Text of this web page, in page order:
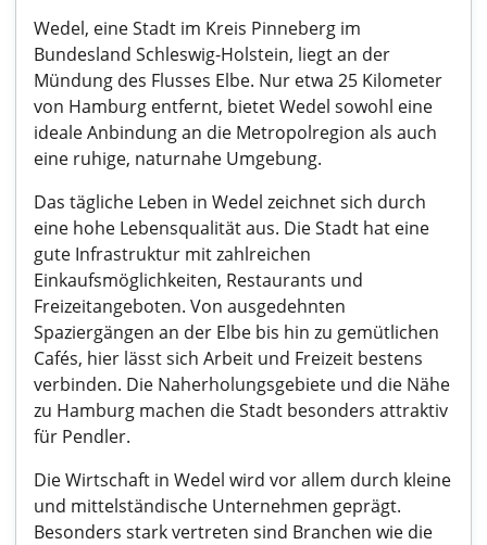
Wedel, eine Stadt im Kreis Pinneberg im
Bundesland Schleswig-Holstein, liegt an der
Mündung des Flusses Elbe. Nur etwa 25 Kilometer
von Hamburg entfernt, bietet Wedel sowohl eine
ideale Anbindung an die Metropolregion als auch
eine ruhige, naturnahe Umgebung.
Das tägliche Leben in Wedel zeichnet sich durch
eine hohe Lebensqualität aus. Die Stadt hat eine
gute Infrastruktur mit zahlreichen
Einkaufsmöglichkeiten, Restaurants und
Freizeitangeboten. Von ausgedehnten
Spaziergängen an der Elbe bis hin zu gemütlichen
Cafés, hier lässt sich Arbeit und Freizeit bestens
verbinden. Die Naherholungsgebiete und die Nähe
zu Hamburg machen die Stadt besonders attraktiv
für Pendler.
Die Wirtschaft in Wedel wird vor allem durch kleine
und mittelständische Unternehmen geprägt.
Besonders stark vertreten sind Branchen wie die